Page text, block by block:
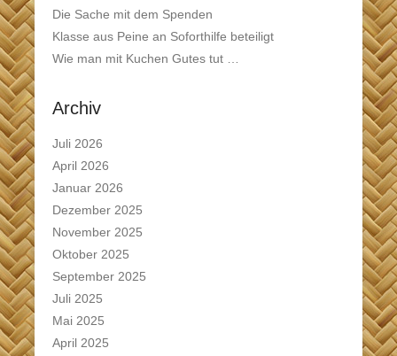
Die Sache mit dem Spenden
Klasse aus Peine an Soforthilfe beteiligt
Wie man mit Kuchen Gutes tut …
Archiv
Juli 2026
April 2026
Januar 2026
Dezember 2025
November 2025
Oktober 2025
September 2025
Juli 2025
Mai 2025
April 2025